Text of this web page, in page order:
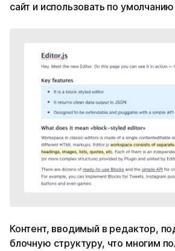
сайт и использовать по
Контент, вводимый в редактор,
блочную структуру, что многим